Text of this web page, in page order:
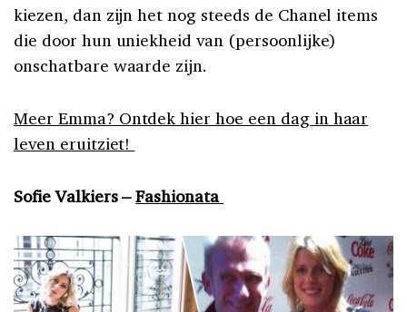
kiezen, dan zijn het nog steeds de Chanel items
die door hun uniekheid van (persoonlijke)
onschatbare waarde zijn.
Meer Emma? Ontdek hier hoe een dag in haar
leven eruitziet!
Sofie Valkiers –Fashionata